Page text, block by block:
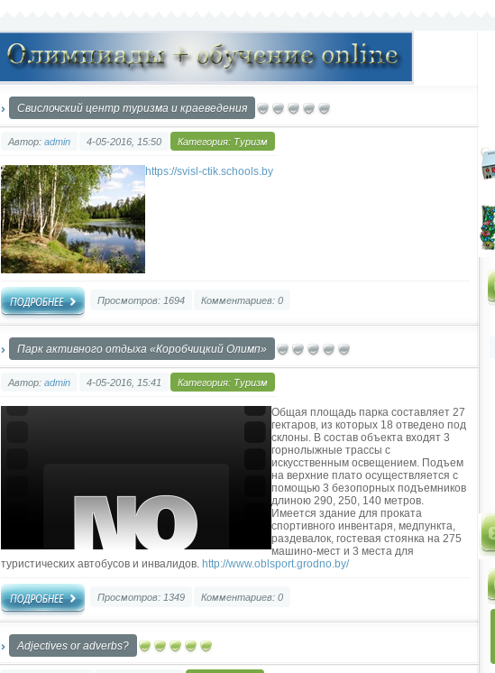
Свислочский центр туризма и краеведения
Автор: admin 4-05-2016, 15:50 Категория: Туризм
https://svisl-ctik.schools.by
Просмотров: 1694 Комментариев: 0
Парк активного отдыха «Коробчицкий Олимп»
Автор: admin 4-05-2016, 15:41 Категория: Туризм
Общая площадь парка составляет 27
гектаров, из которых 18 отведено под
склоны. В состав объекта входят 3
горнолыжные трассы с
искусственным освещением. Подъем
на верхние плато осуществляется с
помощью 3 безопорных подъемников
длиною 290, 250, 140 метров.
Имеется здание для проката
спортивного инвентаря, медпункта,
раздевалок, гостевая стоянка на 275
машино-мест и 3 места для
туристических автобусов и инвалидов. http://www.oblsport.grodno.by/
Просмотров: 1349 Комментариев: 0
Adjectives or adverbs?